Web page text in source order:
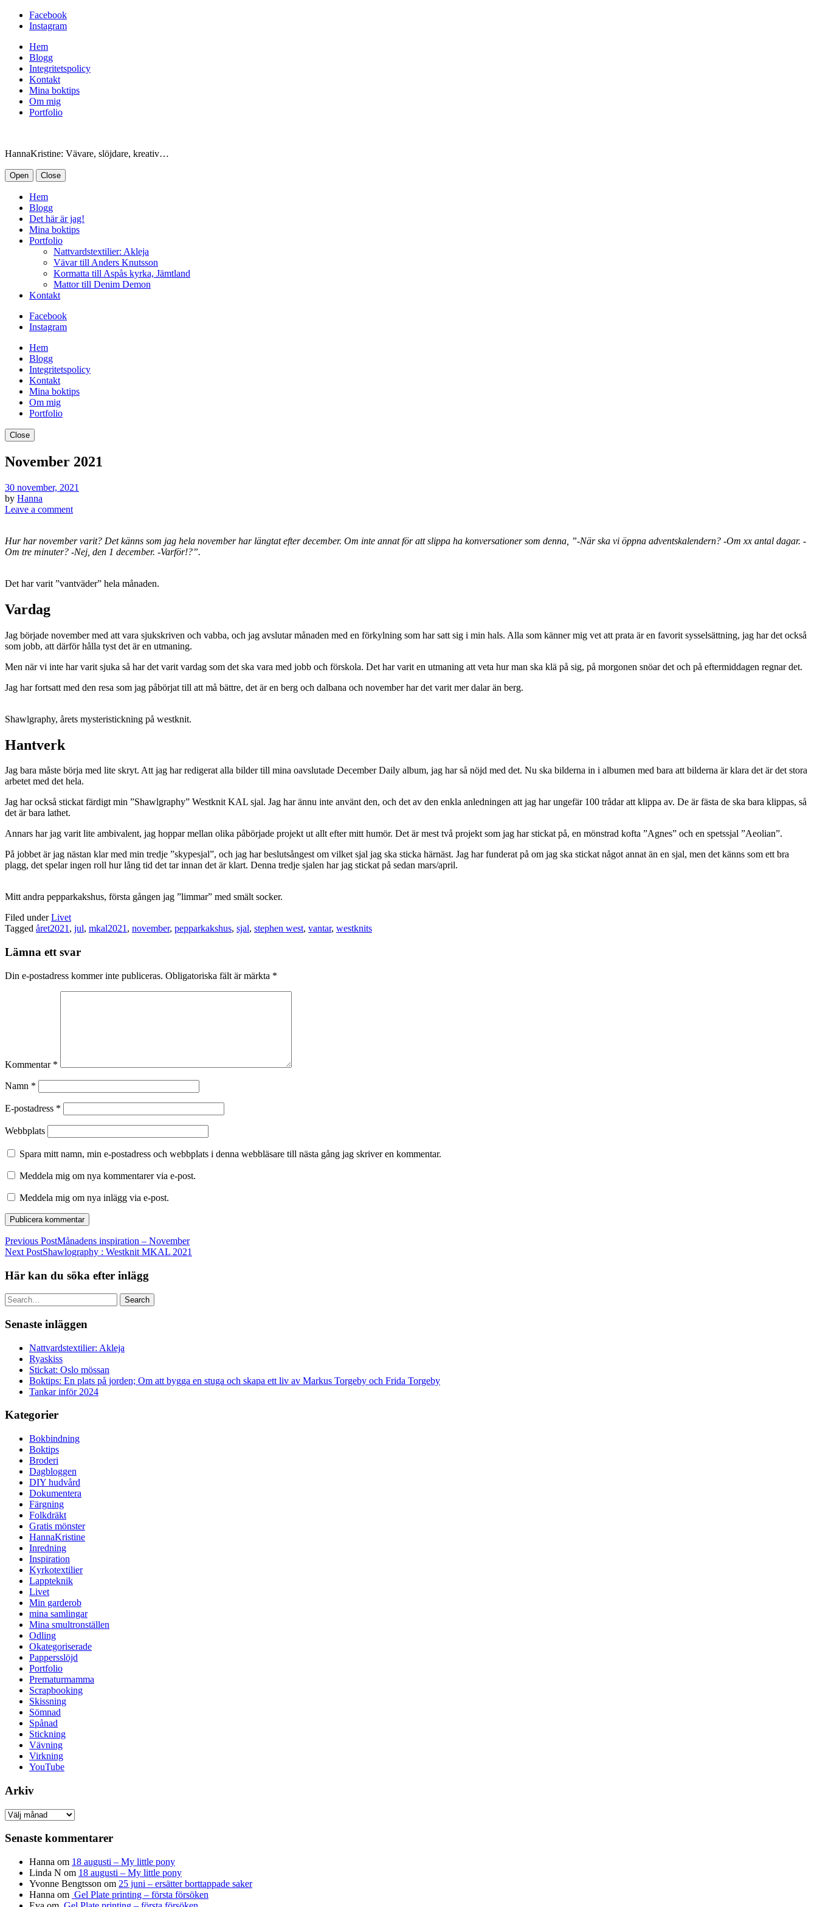
Facebook
Instagram
Hem
Blogg
Integritetspolicy
Kontakt
Mina boktips
Om mig
Portfolio
HannaKristine: Vävare, slöjdare, kreativ…
Open Close
Hem
Blogg
Det här är jag!
Mina boktips
Portfolio
Nattvardstextilier: Akleja
Vävar till Anders Knutsson
Kormatta till Aspås kyrka, Jämtland
Mattor till Denim Demon
Kontakt
Facebook
Instagram
Hem
Blogg
Integritetspolicy
Kontakt
Mina boktips
Om mig
Portfolio
Close
November 2021
30 november, 2021
by Hanna
Leave a comment
Hur har november varit? Det känns som jag hela november har längtat efter december. Om inte annat för att slippa ha konversationer som denna, ”-När ska vi öppna adventskalendern? -Om xx antal dagar. -
Om tre minuter? -Nej, den 1 december. -Varför!?”.
Det har varit ”vantväder” hela månaden.
Vardag
Jag började november med att vara sjukskriven och vabba, och jag avslutar månaden med en förkylning som har satt sig i min hals. Alla som känner mig vet att prata är en favorit sysselsättning, jag har det också
som jobb, att därför hålla tyst det är en utmaning.
Men när vi inte har varit sjuka så har det varit vardag som det ska vara med jobb och förskola. Det har varit en utmaning att veta hur man ska klä på sig, på morgonen snöar det och på eftermiddagen regnar det.
Jag har fortsatt med den resa som jag påbörjat till att må bättre, det är en berg och dalbana och november har det varit mer dalar än berg.
Shawlgraphy, årets mysteristickning på westknit.
Hantverk
Jag bara måste börja med lite skryt. Att jag har redigerat alla bilder till mina oavslutade December Daily album, jag har så nöjd med det. Nu ska bilderna in i albumen med bara att bilderna är klara det är det stora
arbetet med det hela.
Jag har också stickat färdigt min ”Shawlgraphy” Westknit KAL sjal. Jag har ännu inte använt den, och det av den enkla anledningen att jag har ungefär 100 trådar att klippa av. De är fästa de ska bara klippas, så
det är bara lathet.
Annars har jag varit lite ambivalent, jag hoppar mellan olika påbörjade projekt ut allt efter mitt humör. Det är mest två projekt som jag har stickat på, en mönstrad kofta ”Agnes” och en spetssjal ”Aeolian”.
På jobbet är jag nästan klar med min tredje ”skypesjal”, och jag har beslutsångest om vilket sjal jag ska sticka härnäst. Jag har funderat på om jag ska stickat något annat än en sjal, men det känns som ett bra
plagg, det spelar ingen roll hur lång tid det tar innan det är klart. Denna tredje sjalen har jag stickat på sedan mars/april.
Mitt andra pepparkakshus, första gången jag ”limmar” med smält socker.
Filed underLivet
Tagged året2021, jul, mkal2021, november, pepparkakshus, sjal, stephen west, vantar, westknits
Lämna ett svar
Din e-postadress kommer inte publiceras. Obligatoriska fält är märkta *
Kommentar *
Namn *
E-postadress *
Webbplats
Spara mitt namn, min e-postadress och webbplats i denna webbläsare till nästa gång jag skriver en kommentar.
Meddela mig om nya kommentarer via e-post.
Meddela mig om nya inlägg via e-post.
Previous PostMånadens inspiration – November
Next PostShawlography : Westknit MKAL 2021
Här kan du söka efter inlägg
Search
Senaste inläggen
Nattvardstextilier: Akleja
Ryaskiss
Stickat: Oslo mössan
Boktips: En plats på jorden; Om att bygga en stuga och skapa ett liv av Markus Torgeby och Frida Torgeby
Tankar inför 2024
Kategorier
Bokbindning
Boktips
Broderi
Dagbloggen
DIY hudvård
Dokumentera
Färgning
Folkdräkt
Gratis mönster
HannaKristine
Inredning
Inspiration
Kyrkotextilier
Lappteknik
Livet
Min garderob
mina samlingar
Mina smultronställen
Odling
Okategoriserade
Pappersslöjd
Portfolio
Prematurmamma
Scrapbooking
Skissning
Sömnad
Spånad
Stickning
Vävning
Virkning
YouTube
Arkiv
Arkiv
Senaste kommentarer
Hanna om 18 augusti – My little pony
Linda N om 18 augusti – My little pony
Yvonne Bengtsson om 25 juni – ersätter borttappade saker
Hanna om Gel Plate printing – första försöken